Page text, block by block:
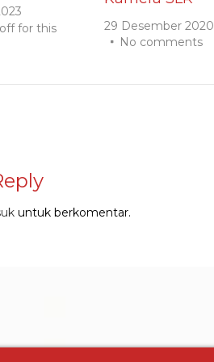
for this
29 Desember 2020
No comments
untuk berkomentar.